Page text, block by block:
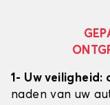
1- Uw
naden van uw